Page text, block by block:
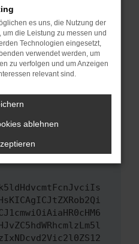
neuesten Stand
nicht nur ein
kann auch dazu
Funktionen nicht mehr
Schritte versucht
Wir werden
zu beheben. Du kannst
um uns bei der
es uns, die Nutzung der
die Leistung zu messen und
Technologien eingesetzt,
verwendet werden, um
zu verfolgen und um Anzeigen
relevant sind.
ablehnen